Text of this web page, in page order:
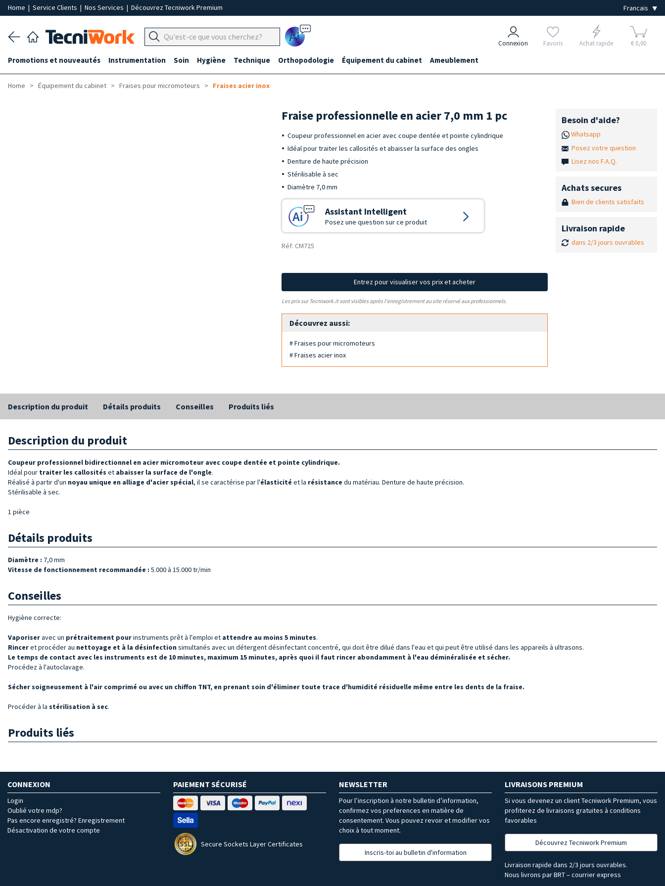
Home | Service Clients | Nos Services | Découvrez Tecniwork Premium
Ai Connexion Favoris Achat rapide € 0,00
Promotions et nouveautés Instrumentation Soin Hygiène Technique Orthopodologie Équipement du cabinet Ameublement
Home Équipement du cabinet Fraises pour micromoteurs Fraises acier inox
Fraise professionnelle en acier 7,0 mm 1 pc
Coupeur professionnel en acier avec coupe dentée et pointe cylindrique
Idéal pour traiter les callosités et abaisser la surface des ongles
Denture de haute précision
Stérilisable à sec
Diamètre 7,0 mm
Assistant Intelligent
Posez une question sur ce produit
Réf: CM725
Entrez pour visualiser vos prix et acheter
Les prix sur Tecniwork.it sont visibles après l'enregistrement au site réservé aux professionnels.
Découvrez aussi:
# Fraises pour micromoteurs
# Fraises acier inox
Besoin d'aide?
Whatsapp
Posez votre question
Lisez nos F.A.Q.
Achats secures
Bien de clients satisfaits
Livraison rapide
dans 2/3 jours ouvrables
Description du produit Détails produits Conseilles Produits liés
Description du produit
Coupeur professionnel bidirectionnel en acier micromoteur avec coupe dentée et pointe cylindrique.
Idéal pour traiter les callosités et abaisser la surface de l'ongle.
Réalisé à partir d'un noyau unique en alliage d'acier spécial, il se caractérise par l'élasticité et la résistance du matériau. Denture de haute précision.
Stérilisable à sec.
1 pièce
Détails produits
Diamètre : 7,0 mm
Vitesse de fonctionnement recommandée : 5.000 à 15.000 tr/min
Conseilles
Hygiène correcte:
Vaporiseravec un prétraitement pourinstruments prêt à l'emploi et attendre au moins 5 minutes.
Rinceret procéder au nettoyage et à la désinfection simultanés avec un détergent désinfectant concentré, qui doit être dilué dans l'eau et qui peut être utilisé dans les appareils à ultrasons.
Le temps de contact avec les instruments est de 10 minutes, maximum 15 minutes, après quoi il faut rincer abondamment à l'eau déminéralisée et sécher.
Procédez à l'autoclavage.
Sécher soigneusement à l'air comprimé ou avec un chiffon TNT, en prenant soin d'éliminer toute trace d'humidité résiduelle même entre les dents de la fraise.
Procéder à la stérilisation à sec.
Produits liés
CONNEXION
Login
Oublié votre mdp?
Pas encore enregistré? Enregistrement
Désactivation de votre compte
PAIEMENT SÉCURISÉ
Secure Sockets Layer Certificates
NEWSLETTER
Pour l’inscription à notre bulletin d’information,
confirmez vos preferences en matière de
consentement. Vous pouvez revoir et modifier vos
choix à tout moment.
Inscris-toi au bulletin d'information
LIVRAISONS PREMIUM
Si vous devenez un client Tecniwork Premium, vous
profiterez de livraisons gratuites à conditions
favorables
Découvrez Tecniwork Premium
Livraison rapide dans 2/3 jours ouvrables.
Nous livrons par BRT – courrier express